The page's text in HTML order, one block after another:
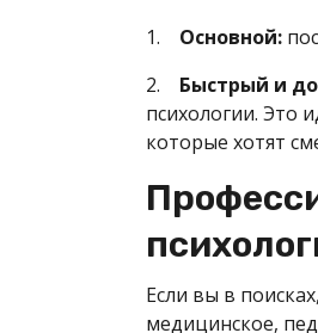
1. Основной:
2. Быстрый и
психологии. Это
которые хотят
Если вы в
медицинское,